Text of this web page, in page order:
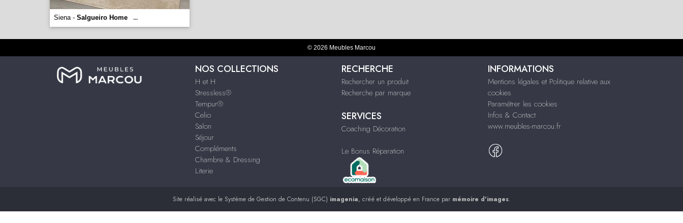
Siena - Salgueiro Home ...
© 2026 Meubles Marcou
NOS COLLECTIONS
H et H
Stressless®
Tempur®
Celio
Salon
Séjour
Compléments
Chambre & Dressing
Literie
RECHERCHE
Rechercher un produit
Recherche par marque
SERVICES
Coaching Décoration
Le Bonus Réparation
INFORMATIONS
Mentions légales et Politique relative aux
cookies
Paramétrer les cookies
Infos & Contact
www.meubles-marcou.fr
Site réalisé avec le Système de Gestion de Contenu (SGC) imagenia, créé et développé en France par mémoire d'images.